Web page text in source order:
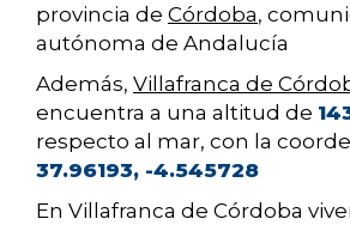
provincia de Córdoba,
autónoma de Andalucía
Además, Villafranca de
encuentra a una altitud de
respecto al mar, con la
37.96193, -4.545728
En Villafranca de Córdoba